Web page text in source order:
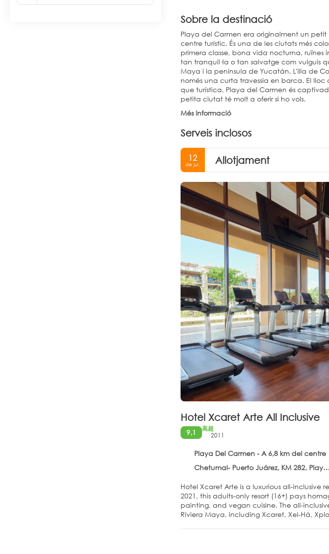
Sobre la destinació
Playa del Carmen era originalment un
centre turístic. És una de les ciutats més
primera classe, bona vida nocturna, ruïnes
tan tranquil·la o tan salvatge com vulguis
Maya i la península de Yucatán. L'illa de
només una curta travessia en barca. El
que turística, Playa del Carmen és
petita ciutat té molt a oferir si ho vols.
Més informació
Serveis inclosos
12
de jul. Allotjament
Hotel Xcaret Arte All Inclusive
9,1
高超
2011
Playa Del Carmen - A 6,8 km del centre
Chetumal- Puerto Juárez, KM 282, Playa Del Carmen 77710
Hotel Xcaret Arte is a luxurious all-inclusive
2021, this adults-only resort (16+) pays
painting, and vegan cuisine. The all-
Riviera Maya, including Xcaret, Xel-Há,